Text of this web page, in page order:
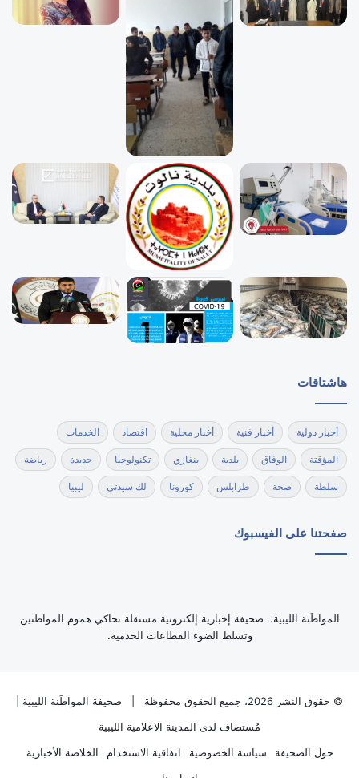
هاشتاقات
أخبار دولية أخبار فنية أخبار محلية اقتصاد الخدمات
المؤقتة الوفاق بلدية بنغازي تكنولوجيا جديدة رياضة
سلطة صحة طرابلس كورونا لك سيدتي ليبيا
صفحتنا على الفيسبوك
‏المواطَنة الليبية.. صحيفة إخبارية إلكترونية مستقلة تحاكي هموم المواطنين
وتسلط الضوء القطاعات الخدمية.
© حقوق النشر 2026، جميع الحقوق محفوظة | صحيفة المواطَنة الليبية
مُستضاف لدى المدينة الاعلامية الليبية
حول الصحيفة
سياسة الخصوصية اتفاقية الاستخدام
الخلاصة الأخبارية